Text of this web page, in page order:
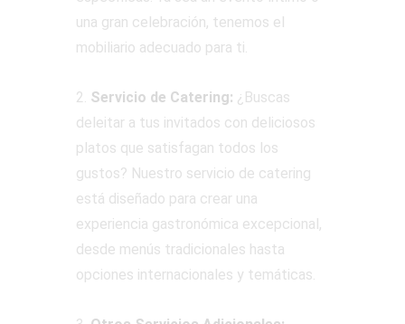
una gran celebración, tenemos el
mobiliario adecuado para ti.
2. Servicio de Catering: ¿Buscas
deleitar a tus invitados con deliciosos
platos que satisfagan todos los
gustos? Nuestro servicio de catering
está diseñado para crear una
experiencia gastronómica excepcional,
desde menús tradicionales hasta
opciones internacionales y temáticas.